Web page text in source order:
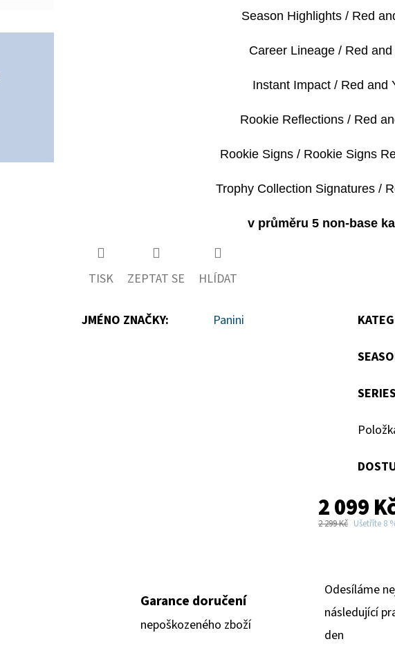
Season Highlights / Red
Career Lineage / Red
Instant Impact / Red and
Rookie Reflections / Red
Rookie Signs / Rookie Signs
Trophy Collection Signatures /
v průměru 5 non-base
TISK ZEPTAT SE HLÍDAT
JMÉNO ZNAČKY: Panini
SERIES
2 099
2 299 Kč Ušetříte 8
Garance doručení
nepoškozeného zboží
Odesíláme
následující
den